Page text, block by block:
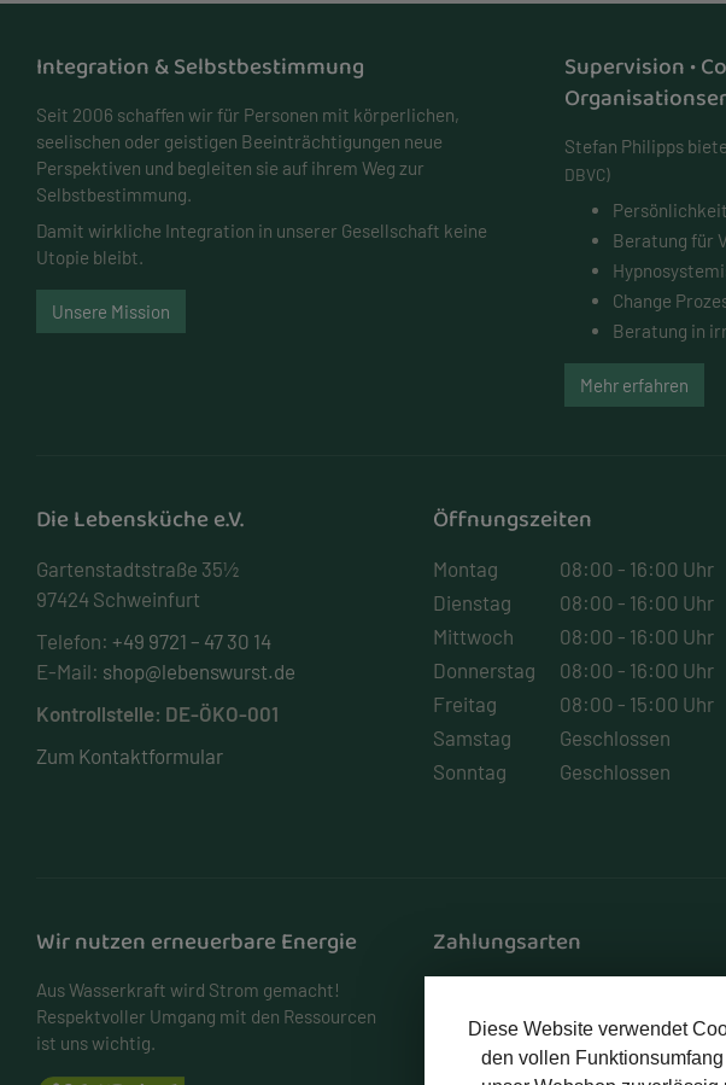
Integration & Selbstbestimmung
Seit 2006 schaffen wir für Personen mit körperlichen,
seelischen oder geistigen Beeinträchtigungen neue
Perspektiven und begleiten sie auf ihrem Weg zur
Selbstbestimmung.
Damit wirkliche Integration in unserer Gesellschaft keine
Utopie bleibt.
Unsere Mission
Supervision •
Stefan Philipps
DBVC)
Beratung für
Change
Beratung in
Mehr erfahren
Die Lebensküche e.V.
Gartenstadtstraße 35½
97424 Schweinfurt
Telefon: +49 9721 – 47 30 14
E-Mail: shop@lebenswurst.de
Kontrollstelle: DE-ÖKO-001
Zum Kontaktformular
Öffnungszeiten
Montag
08:00 - 16:00 Uhr
Dienstag
08:00 - 16:00 Uhr
Mittwoch
08:00 - 16:00 Uhr
Donnerstag
08:00 - 16:00 Uhr
Freitag
08:00 - 15:00 Uhr
Samstag
Geschlossen
Sonntag
Geschlossen
Wir nutzen erneuerbare Energie
Aus Wasserkraft wird Strom gemacht!
Respektvoller Umgang mit den Ressourcen
ist uns wichtig.
Zahlungsarten
Diese Website verwendet
den vollen